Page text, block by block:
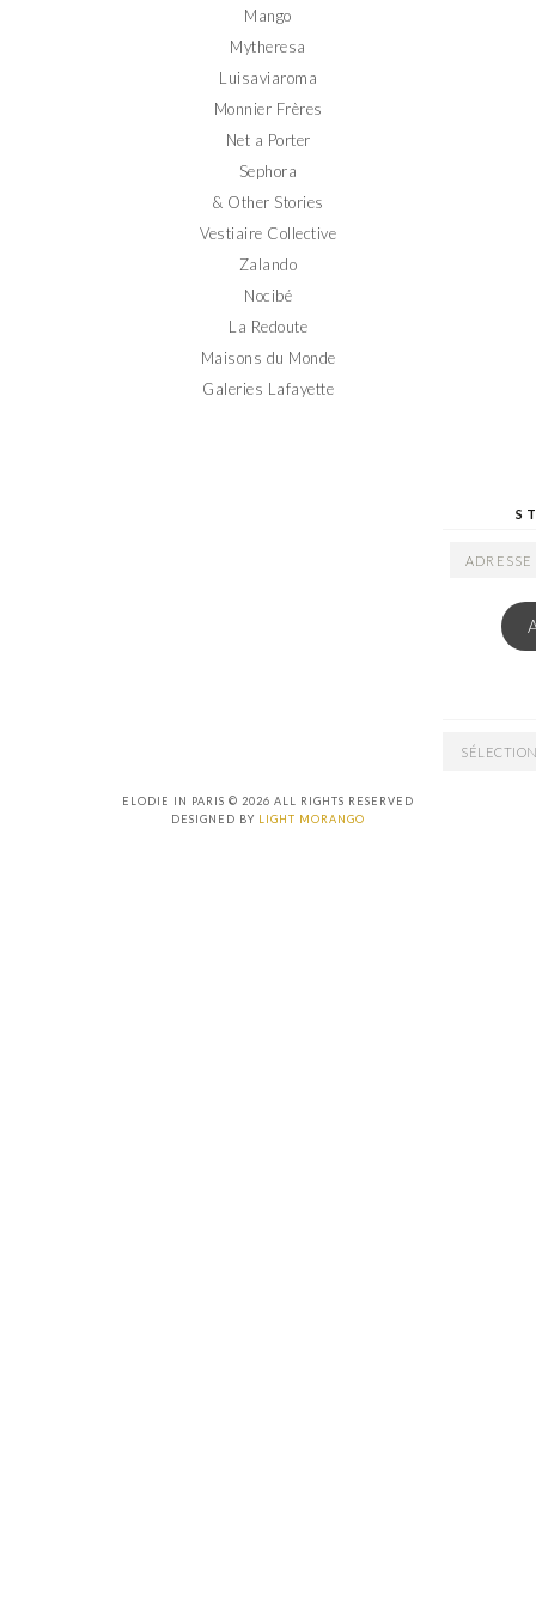
Mango
Mytheresa
Luisaviaroma
Monnier Frères
Net a Porter
Sephora
& Other Stories
Vestiaire Collective
Zalando
Nocibé
La Redoute
Maisons du Monde
Galeries Lafayette
ADRESSE
ARCHIVES
ELODIE IN PARIS © 2026 ALL RIGHTS RESERVED
DESIGNED BY LIGHT MORANGO